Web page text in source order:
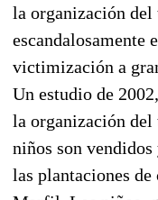
la organización del
escandalosamente
victimización a
Un estudio de
la organización del
niños son
las plantaciones de